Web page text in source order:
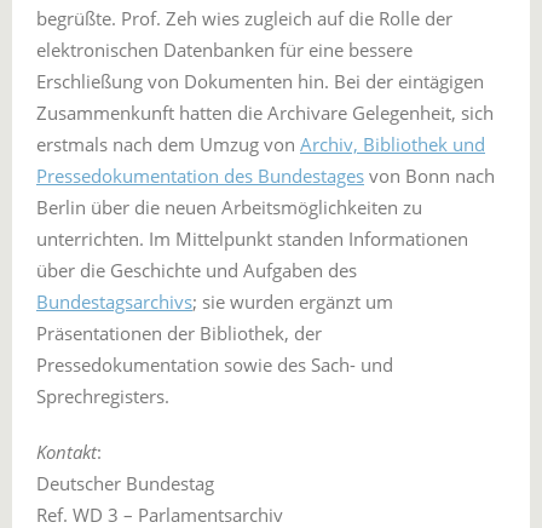
begrüßte. Prof. Zeh wies zugleich auf die Rolle der
elektronischen Datenbanken für eine bessere
Erschließung von Dokumenten hin. Bei der eintägigen
Zusammenkunft hatten die Archivare Gelegenheit, sich
erstmals nach dem Umzug von Archiv, Bibliothek und
Pressedokumentation des Bundestages von Bonn nach
Berlin über die neuen Arbeitsmöglichkeiten zu
unterrichten. Im Mittelpunkt standen Informationen
über die Geschichte und Aufgaben des
Bundestagsarchivs; sie wurden ergänzt um
Präsentationen der Bibliothek, der
Pressedokumentation sowie des Sach- und
Sprechregisters.
Kontakt:
Deutscher Bundestag
Ref. WD 3 – Parlamentsarchiv